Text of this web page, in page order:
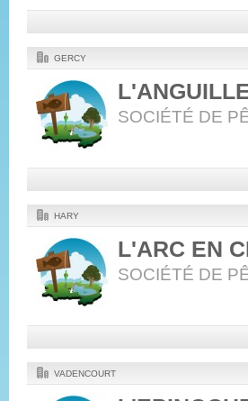
GERCY
SOCIÉTÉ DE
HARY
L'ARC EN
SOCIÉTÉ DE
VADENCOURT